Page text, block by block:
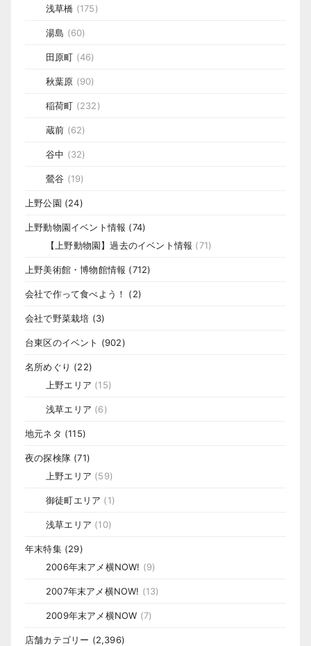
浅草橋 (175)
湯島 (60)
田原町 (46)
秋葉原 (90)
稲荷町 (232)
蔵前 (62)
谷中 (32)
鶯谷 (19)
上野公園 (24)
上野動物園イベント情報 (74)
【上野動物園】過去のイベント情報 (71)
上野美術館・博物館情報 (712)
会社で作って食べよう！ (2)
会社で野菜栽培 (3)
台東区のイベント (902)
名所めぐり (22)
上野エリア (15)
浅草エリア (6)
地元ネタ (115)
夜の探検隊 (71)
上野エリア (59)
御徒町エリア (1)
浅草エリア (10)
年末特集(29)
2006年末アメ横NOW! (9)
2007年末アメ横NOW! (13)
2009年末アメ横NOW (7)
店舗カテゴリー (2,396)